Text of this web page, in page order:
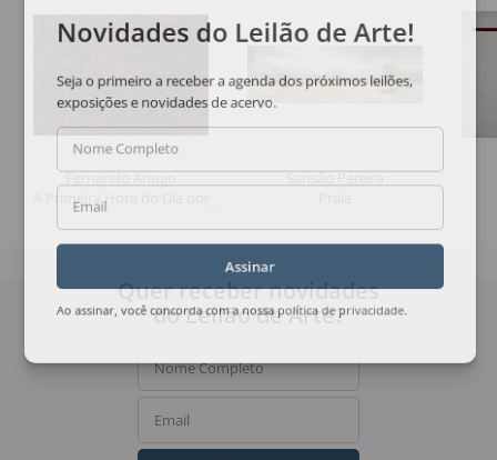
Fernando Araujo
A Primeira Hora do Dia por Jacob
Sansão Pereira
Novidades do Leilão de Arte!
Seja o primeiro a receber a agenda dos próximos leilões,
exposições e novidades de acervo.
Nome Completo
Email
Assinar
Ao assinar, você concorda com a nossapolítica de privacidade
Quer receber novidades
do Leilão de Arte?
Nome Completo
Email